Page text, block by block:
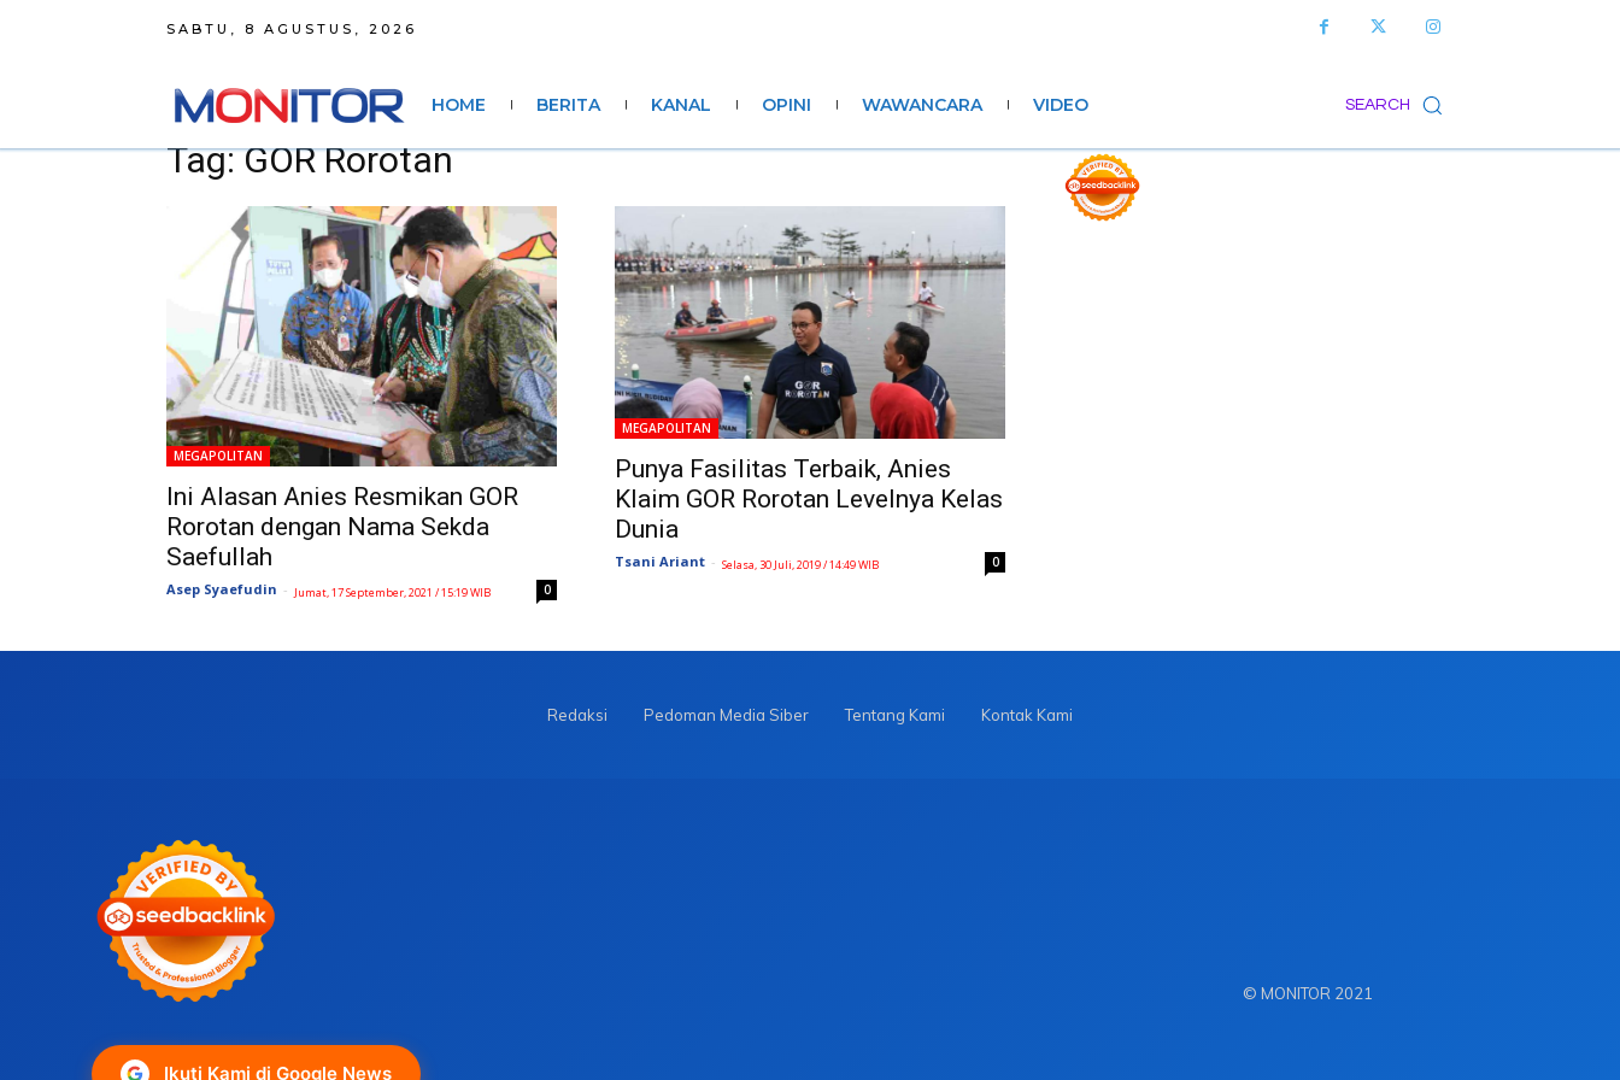
SABTU, 8 AGUSTUS, 2026
SEARCH
HOME BERITA KANAL OPINI WAWANCARA VIDEO
Tag: GOR Rorotan
MEGAPOLITAN
Ini Alasan Anies Resmikan GOR
Rorotan dengan Nama Sekda
Saefullah
Asep Syaefudin - Jumat, 17 September, 2021 / 15:19 WIB 0
MEGAPOLITAN
Punya Fasilitas Terbaik, Anies
Klaim GOR Rorotan Levelnya Kelas
Dunia
Tsani Ariant - Selasa, 30 Juli, 2019 / 14:49 WIB 0
Redaksi Pedoman Media Siber Tentang Kami Kontak Kami
Ikuti Kami di Google News
© MONITOR 2021